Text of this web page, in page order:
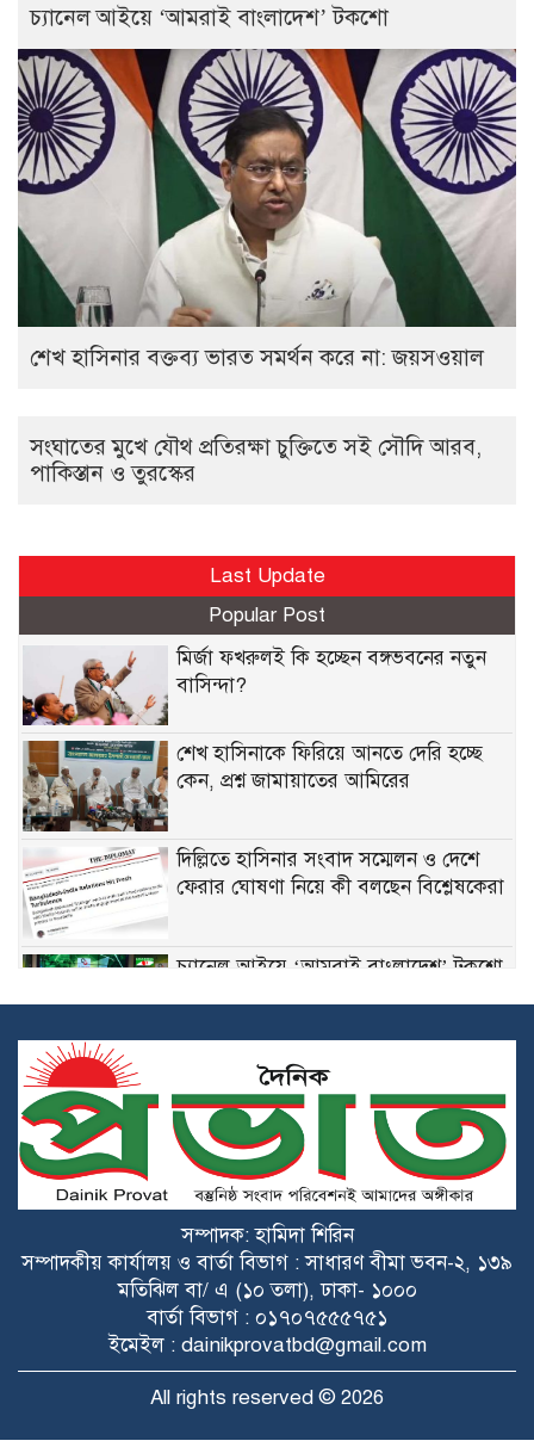
চ্যানেল আইয়ে ‘আমরাই বাংলাদেশ’ টকশো
শেখ হাসিনার বক্তব্য ভারত সমর্থন করে না: জয়সওয়াল
সংঘাতের মুখে যৌথ প্রতিরক্ষা চুক্তিতে সই সৌদি আরব,
পাকিস্তান ও তুরস্কের
Last Update
Popular Post
মির্জা ফখরুলই কি হচ্ছেন বঙ্গভবনের নতুন
বাসিন্দা?
শেখ হাসিনাকে ফিরিয়ে আনতে দেরি হচ্ছে
কেন, প্রশ্ন জামায়াতের আমিরের
দিল্লিতে হাসিনার সংবাদ সম্মেলন ও দেশে
ফেরার ঘোষণা নিয়ে কী বলছেন বিশ্লেষকেরা
চ্যানেল আইয়ে ‘আমরাই বাংলাদেশ’ টকশো
শেখ হাসিনার বক্তব্য ভারত সমর্থন করে না:
জয়সওয়াল
সংঘাতের মুখে যৌথ প্রতিরক্ষা চুক্তিতে সই
সৌদি আরব, পাকিস্তান ও তুরস্কের
গুজরাটের কূপে রহস্যময় ঢেউ, যা বলছেন
ভূতত্ত্ববিদরা
ওপেনএআই-অ্যান্থ্রপিককে টক্কর দিতে মেটার
নতুন এআই কোডিং টুল
সম্পাদক: হামিদা শিরিন
সম্পাদকীয় কার্যালয় ও বার্তা বিভাগ : সাধারণ বীমা ভবন-২, ১৩৯
মতিঝিল বা/ এ (১০ তলা), ঢাকা- ১০০০
বার্তা বিভাগ : ০১৭০৭৫৫৫৭৫১
ইমেইল : dainikprovatbd@gmail.com
All rights reserved © 2026